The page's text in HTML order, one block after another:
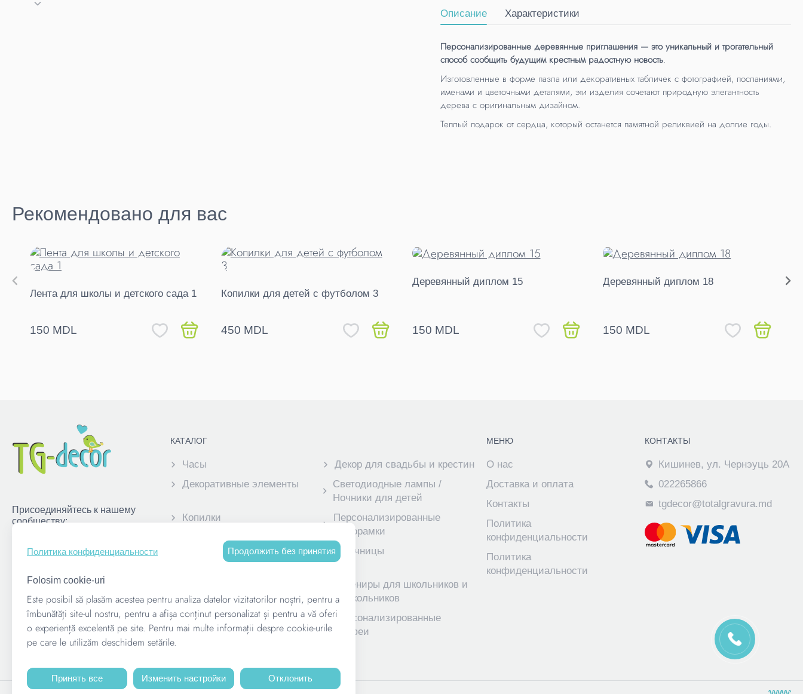
Описание Характеристики
Персонализированные деревянные приглашения — это уникальный и трогательный
способ сообщить будущим крестным радостную новость.
Изготовленные в форме пазла или декоративных табличек с фотографией, посланиями,
именами и цветочными деталями, эти изделия сочетают природную элегантность
дерева с оригинальным дизайном.
Теплый подарок от сердца, который останется памятной реликвией на долгие годы.
Рекомендовано для вас
Лента для школы и детского сада 1
150 MDL
Копилки для детей с футболом 3
450 MDL
Деревянный диплом 15
150 MDL
Деревянный диплом 18
150 MDL
Присоединяйтесь к нашему
сообществу:
КАТАЛОГ
Часы
Декор для свадьбы и крестин
Декоративные элементы
Светодиодные лампы /
Ночники для детей
Копилки
Персонализированные
фоторамки
Персонализированные
фоторамки для детей
Ключницы
Сувениры для школьников и
дошкольников
Держатели для медалей
Персонализированные
трофеи
МЕНЮ
О нас
Доставка и оплата
Контакты
Политика
конфиденциальности
Политика
конфиденциальности
КОНТАКТЫ
Кишинев, ул. Чернэуць 20А
022265866
tgdecor@totalgravura.md
Политика конфиденциальности Продолжить без принятия
Folosim cookie-uri
Este posibil să plasăm acestea pentru analiza datelor vizitatorilor noștri, pentru a
îmbunătăți site-ul nostru, pentru a afișa conținut personalizat și pentru a vă oferi
o experiență excelentă pe site. Pentru mai multe informații despre cookie-urile
pe care le utilizăm deschidem setările.
Принять все Изменить настройки Отклонить